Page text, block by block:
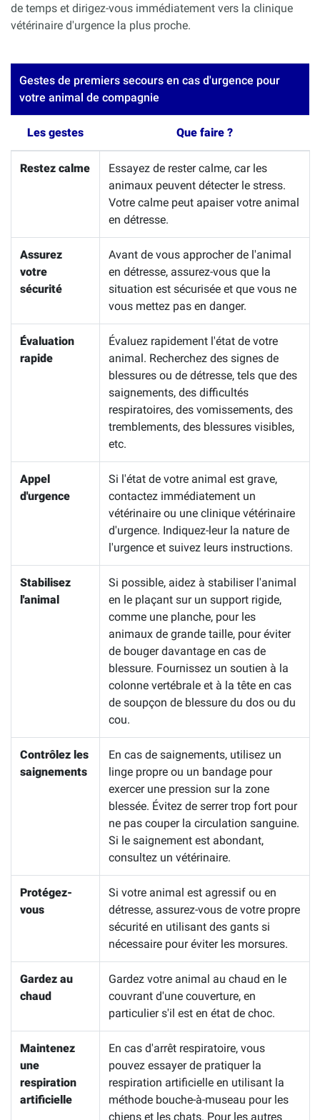
de temps et dirigez-vous immédiatement vers la clinique
vétérinaire d'urgence la plus proche.
Gestes de premiers secours en cas d'urgence pour
votre animal de compagnie
Les gestes Que faire ?
Restez calme
Essayez de rester calme, car les
animaux peuvent détecter le stress.
Votre calme peut apaiser votre animal
en détresse.
Assurez
votre
sécurité
Avant de vous approcher de l'animal
en détresse, assurez-vous que la
situation est sécurisée et que vous ne
vous mettez pas en danger.
Évaluation
rapide
Évaluez rapidement l'état de votre
animal. Recherchez des signes de
blessures ou de détresse, tels que des
saignements, des difficultés
respiratoires, des vomissements, des
tremblements, des blessures visibles,
etc.
Appel
d'urgence
Si l'état de votre animal est grave,
contactez immédiatement un
vétérinaire ou une clinique vétérinaire
d'urgence. Indiquez-leur la nature de
l'urgence et suivez leurs instructions.
Stabilisez
l'animal
Si possible, aidez à stabiliser l'animal
en le plaçant sur un support rigide,
comme une planche, pour les
animaux de grande taille, pour éviter
de bouger davantage en cas de
blessure. Fournissez un soutien à la
colonne vertébrale et à la tête en cas
de soupçon de blessure du dos ou du
cou.
Contrôlez les
saignements
En cas de saignements, utilisez un
linge propre ou un bandage pour
exercer une pression sur la zone
blessée. Évitez de serrer trop fort pour
ne pas couper la circulation sanguine.
Si le saignement est abondant,
consultez un vétérinaire.
Protégez-
vous
Si votre animal est agressif ou en
détresse, assurez-vous de votre propre
sécurité en utilisant des gants si
nécessaire pour éviter les morsures.
Gardez au
chaud
Gardez votre animal au chaud en le
couvrant d'une couverture, en
particulier s'il est en état de choc.
Maintenez
une
respiration
artificielle
En cas d'arrêt respiratoire, vous
pouvez essayer de pratiquer la
respiration artificielle en utilisant la
méthode bouche-à-museau pour les
chiens et les chats. Pour les autres